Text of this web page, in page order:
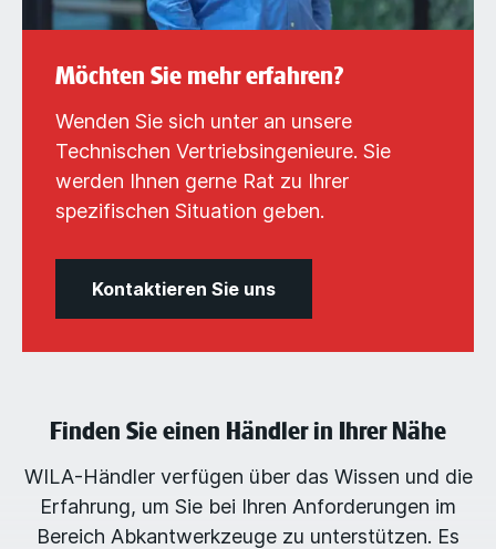
Möchten Sie mehr erfahren?
Wenden Sie sich unter an unsere
Technischen Vertriebsingenieure. Sie
werden Ihnen gerne Rat zu Ihrer
spezifischen Situation geben.
Kontaktieren Sie uns
Finden Sie einen Händler in Ihrer Nähe
WILA-Händler verfügen über das Wissen und die
Erfahrung, um Sie bei Ihren Anforderungen im
Bereich Abkantwerkzeuge zu unterstützen. Es